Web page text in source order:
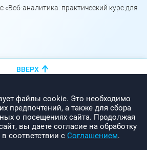
«Веб-аналитика: практический курс для
файлы cookie. Это необходимо
предпочтений, а также для сбора
о посещениях сайта. Продолжая
вы даете согласие на обработку
соответствии с Соглашением.
ВВЕРХ
webcom.by